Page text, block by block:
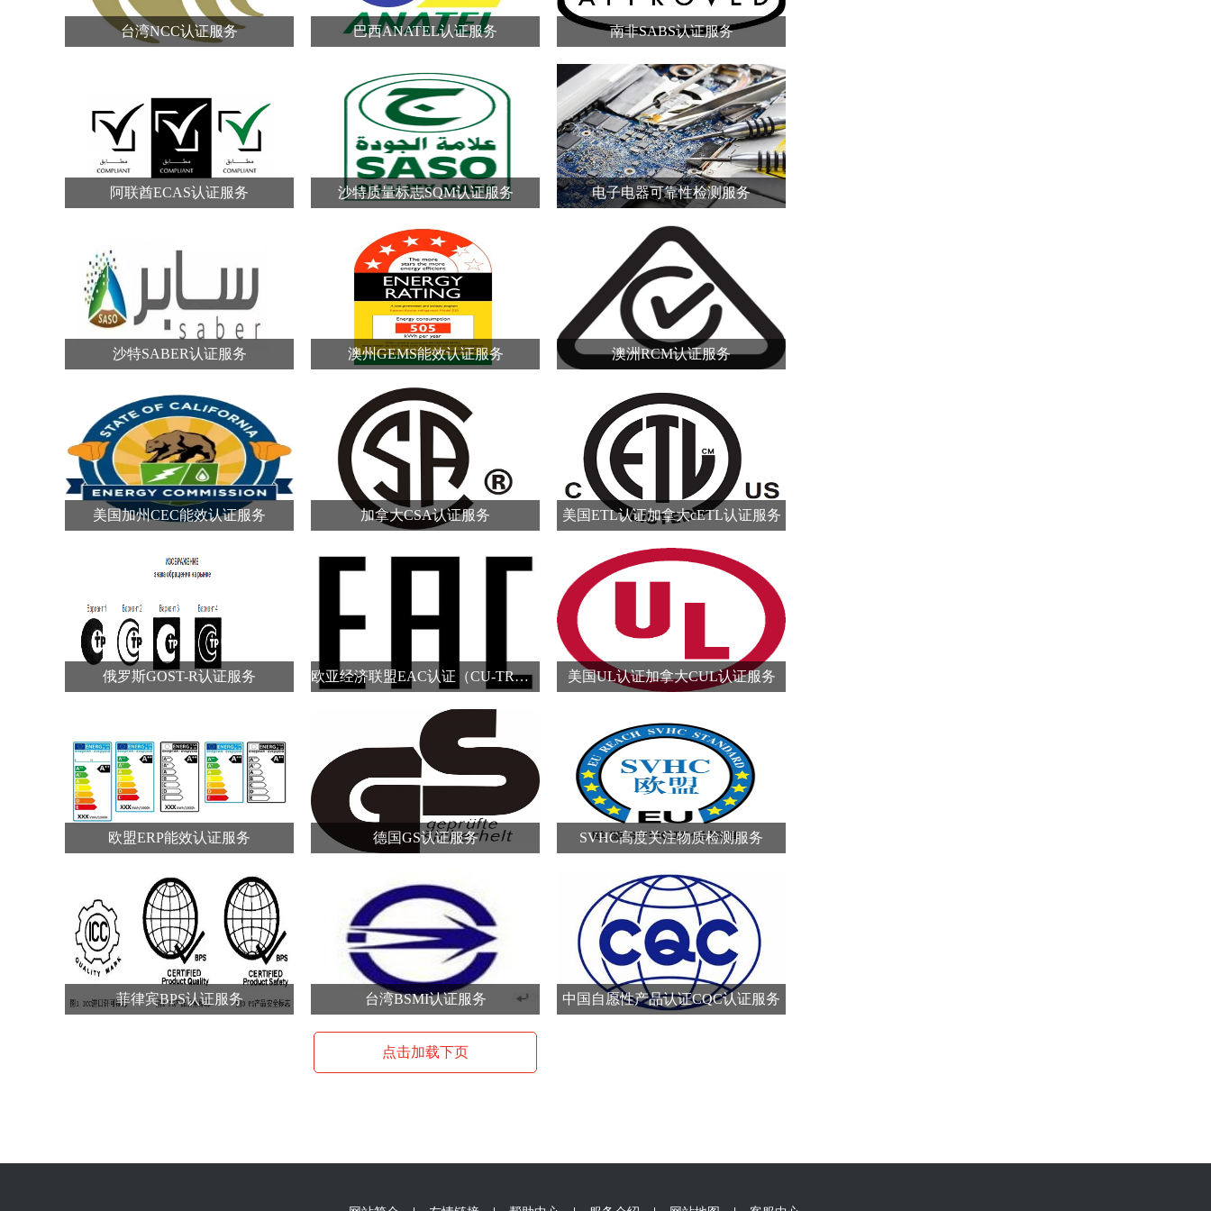
台湾NCC认证服务 巴西ANATEL认证服务 南非SABS认证服务
阿联酋ECAS认证服务 沙特质量标志SQM认证服务 电子电器可靠性检测服务
沙特SABER认证服务 澳州GEMS能效认证服务 澳洲RCM认证服务
美国加州CEC能效认证服务 加拿大CSA认证服务 美国ETL认证加拿大cETL认证服务
俄罗斯GOST-R认证服务 欧亚经济联盟EAC认证（CU-TR认证）服务 美国UL认证加拿大CUL认证服务
欧盟ERP能效认证服务 德国GS认证服务 SVHC高度关注物质检测服务
菲律宾BPS认证服务 台湾BSMI认证服务 中国自愿性产品认证CQC认证服务
点击加载下页